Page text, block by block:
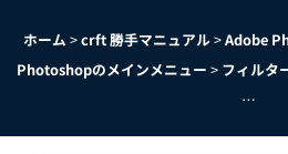
ホーム >crft 勝手マニュアル>Adobe
Photoshopのメインメニュー > フィルタ
…